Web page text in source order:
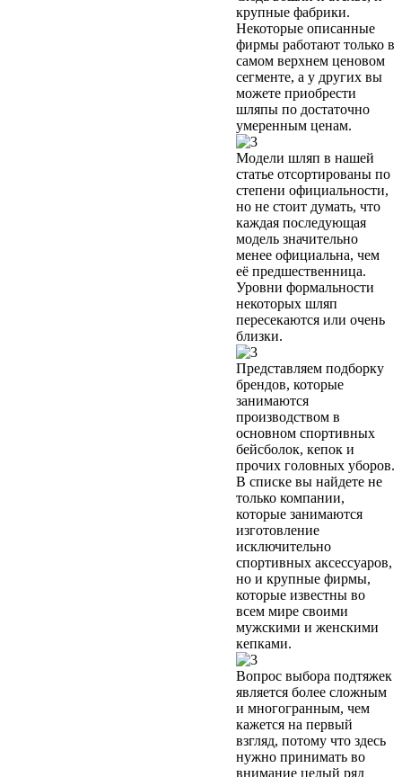
крупные фабрики.
Некоторые описанные
фирмы работают только в
самом верхнем ценовом
сегменте, а у других вы
можете приобрести
шляпы по достаточно
умеренным ценам.
Модели шляп в нашей
статье отсортированы по
степени официальности,
но не стоит думать, что
каждая последующая
модель значительно
менее официальна, чем
её предшественница.
Уровни формальности
некоторых шляп
пересекаются или очень
близки.
Представляем подборку
брендов, которые
занимаются
производством в
основном спортивных
бейсболок, кепок и
прочих головных уборов.
В списке вы найдете не
только компании,
которые занимаются
изготовление
исключительно
спортивных аксессуаров,
но и крупные фирмы,
которые известны во
всем мире своими
мужскими и женскими
кепками.
Вопрос выбора подтяжек
является более сложным
и многогранным, чем
кажется на первый
взгляд, потому что здесь
нужно принимать во
внимание целый ряд